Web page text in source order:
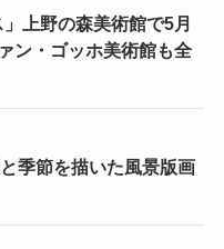
上野の森美術館で5月
ン・ゴッホ美術館も全
季節を描いた風景版画